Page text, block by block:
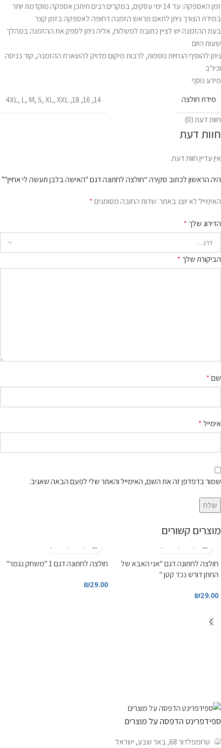
זמן האספקה: עד 14 ימי עסקים, במקרים רבים תיתכן אספקה מוקדמת יותר
במידת הצורך ניתן לתאם מראש הזמנה דחופה לאספקה בזמן קצר
בעת ההזמנה יש לציין כתובת למשלוח, אליה ניתן לספק את ההזמנה במהלך
שעות היום
ניתן להוסיף הנחיות נוספות, לרבות מיקום מדויק להשארת ההזמנה, קוד כניסה
וכיו"ב
מידע נוסף
מידת חולצה
14
,
16
,
18
,
4XL, L, M,S,XL,XXL
חוות דעת (0)
חוות דעת
אין עדיין חוות דעת.
היה הראשון לכתוב סקירה “חולצה לחתונה דגם "האישה בלבן תעשה לי אחיין"”
האימייל לא יוצג באתר. שדות החובה מסומנים*
הדירוג שלך *
הביקורת שלך *
שם*
אימייל*
שמור בדפדפן זה את השם, האימייל והאתר שלי לפעם הבאה שאגיב.
מוצרים קשורים
חולצה לחתונה דגם "אני האבא של
החתן דורש נכד קטן "
₪29.00
חולצה לחתונה דגם 1 "משחק נגמר"
₪29.00
ספידפרינט הדפסה על מוצרים
טרומפלדור 68, באר שבע, ישראל